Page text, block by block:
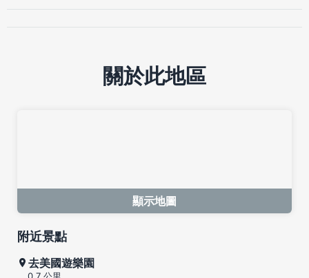
關於此地區
顯示地圖
附近景點
去美國遊樂園
0.7 公里